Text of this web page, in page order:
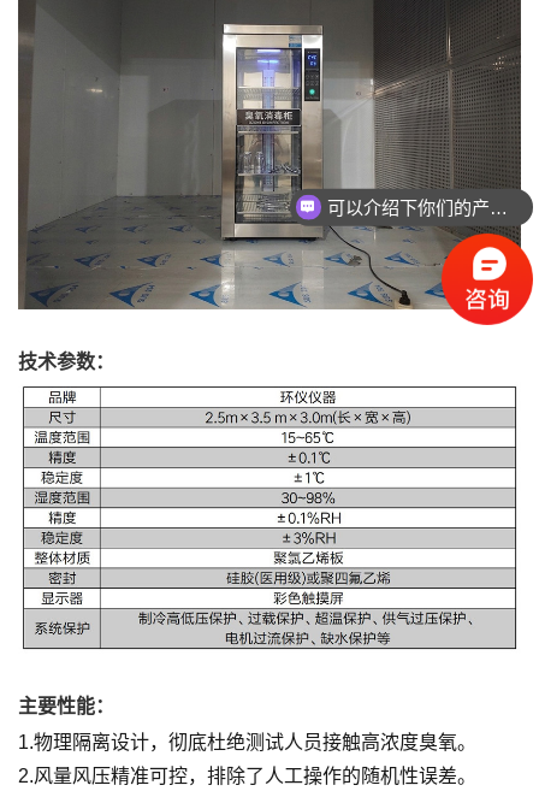
技术参数：
主要性能：
1.物理隔离设计，彻底杜绝测试人员接触高浓度臭氧。
2.风量风压精准可控，排除了人工操作的随机性误差。